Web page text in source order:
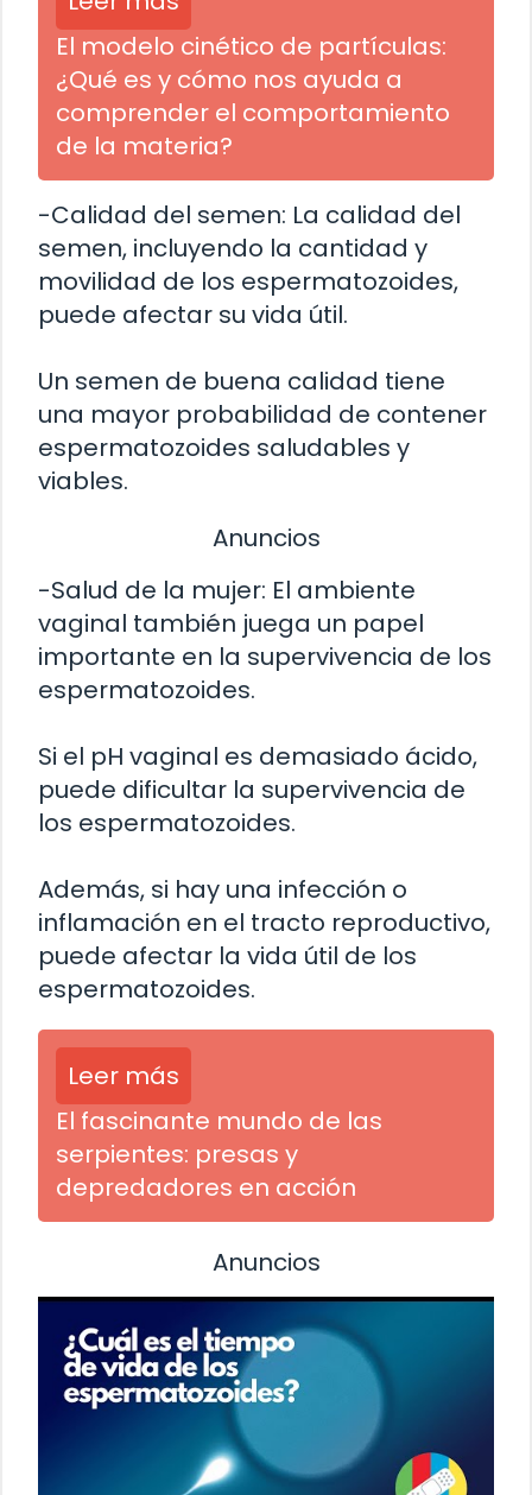
El modelo cinético de partículas:
¿Qué es y cómo nos ayuda a
comprender el comportamiento
de la materia?
-Calidad del semen: La calidad del
semen, incluyendo la cantidad y
movilidad de los espermatozoides,
puede afectar su vida útil.
Un semen de buena calidad tiene
una mayor probabilidad de contener
espermatozoides saludables y
viables.
Anuncios
-Salud de la mujer: El ambiente
vaginal también juega un papel
importante en la supervivencia de los
espermatozoides.
Si el pH vaginal es demasiado ácido,
puede dificultar la supervivencia de
los espermatozoides.
Además, si hay una infección o
inflamación en el tracto reproductivo,
puede afectar la vida útil de los
espermatozoides.
Leer más
El fascinante mundo de las
serpientes: presas y
depredadores en acción
Anuncios